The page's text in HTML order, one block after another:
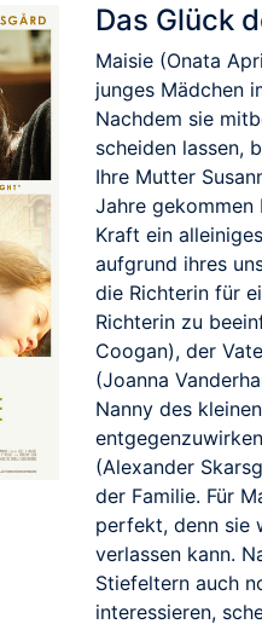
Das Glück
Maisie (Onata
junges Mädchen
Nachdem sie
scheiden lassen,
Ihre Mutter
Jahre gekommen
Kraft ein
aufgrund ihres
die Richterin für
Richterin zu
Coogan), der
(Joanna
Nanny des
(Alexander
der Familie. Für
perfekt, denn sie
verlassen kann.
Stiefeltern auch
interessieren,